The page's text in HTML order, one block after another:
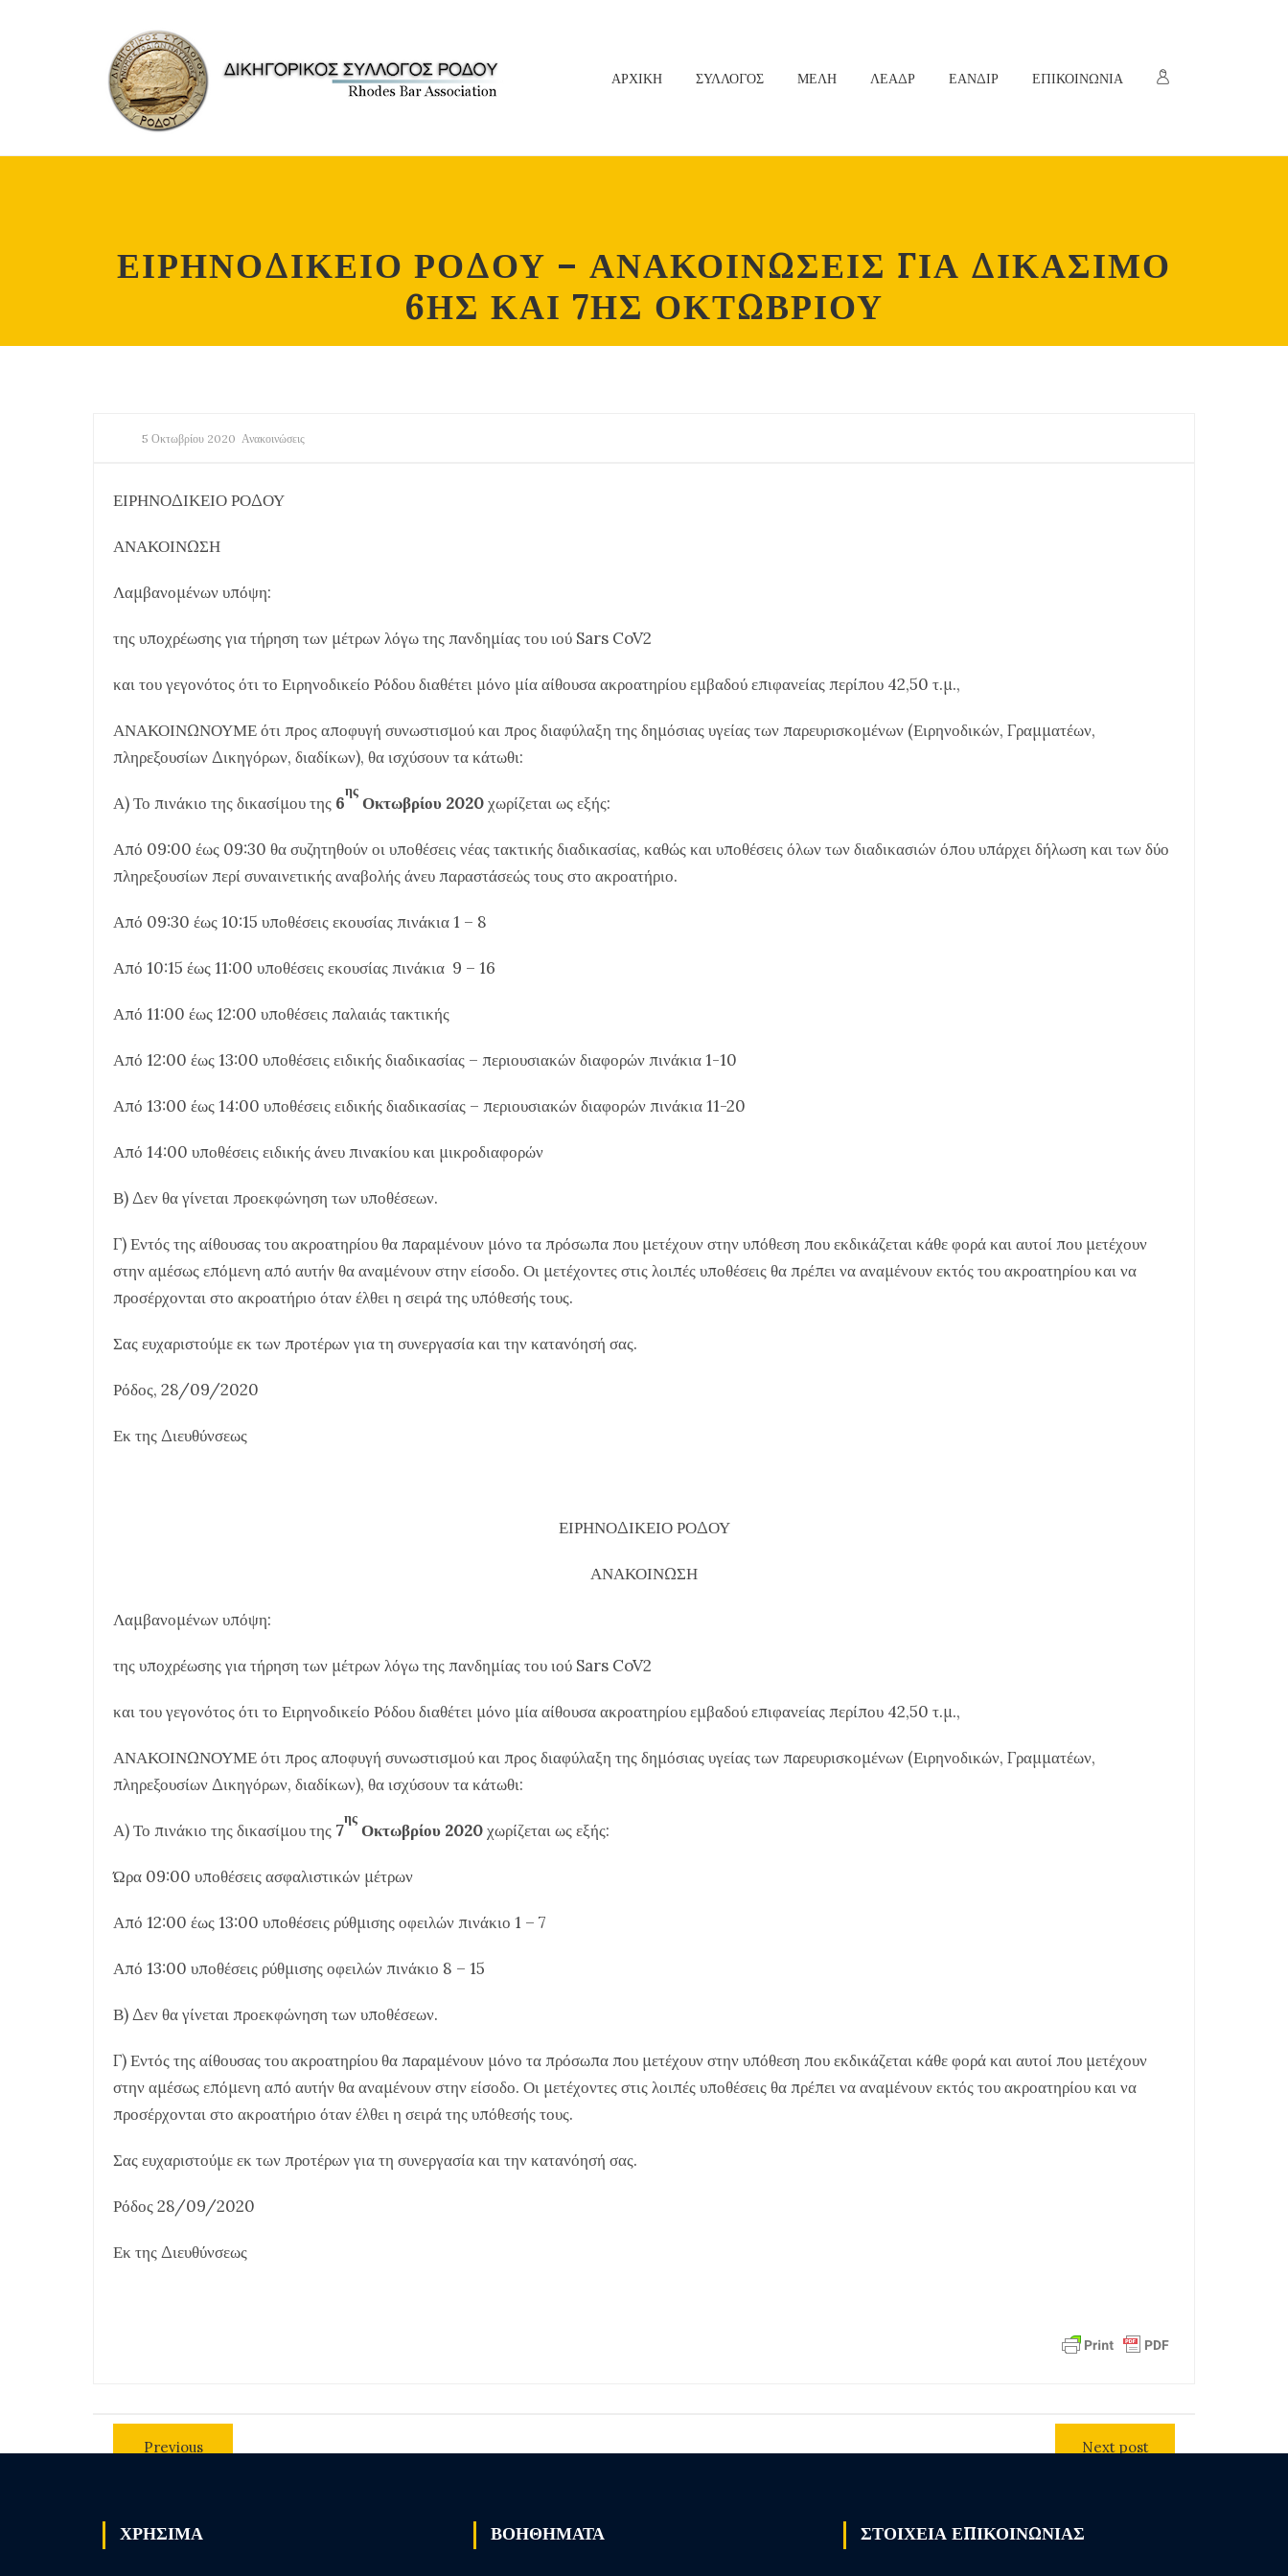
ΑΡΧΙΚΗ ΣΥΛΛΟΓΟΣ ΜΕΛΗ ΛΕΑΔΡ ΕΑΝΔΙΡ ΕΠΙΚΟΙΝΩΝΙΑ
ΕΙΡΗΝΟΔΙΚΕΙΟ ΡΟΔΟΥ – ΑΝΑΚΟΙΝΩΣΕΙΣ ΓΙΑ ΔΙΚΑΣΙΜΟ
6ΗΣ ΚΑΙ 7ΗΣ ΟΚΤΩΒΡΙΟΥ
5 Οκτωβρίου 2020 Ανακοινώσεις
ΕΙΡΗΝΟΔΙΚΕΙΟ ΡΟΔΟΥ
ΑΝΑΚΟΙΝΩΣΗ
Λαμβανομένων υπόψη:
της υποχρέωσης για τήρηση των μέτρων λόγω της πανδημίας του ιού Sars CoV2
και του γεγονότος ότι το Ειρηνοδικείο Ρόδου διαθέτει μόνο μία αίθουσα ακροατηρίου εμβαδού επιφανείας περίπου 42,50 τ.μ.,
ΑΝΑΚΟΙΝΩΝΟΥΜΕ ότι προς αποφυγή συνωστισμού και προς διαφύλαξη της δημόσιας υγείας των παρευρισκομένων (Ειρηνοδικών, Γραμματέων,
πληρεξουσίων Δικηγόρων, διαδίκων), θα ισχύσουν τα κάτωθι:
Α) Το πινάκιο της δικασίμου της 6
ης
Οκτωβρίου 2020χωρίζεται ως εξής:
Από 09:00 έως 09:30 θα συζητηθούν οι υποθέσεις νέας τακτικής διαδικασίας, καθώς και υποθέσεις όλων των διαδικασιών όπου υπάρχει δήλωση και των δύο
πληρεξουσίων περί συναινετικής αναβολής άνευ παραστάσεώς τους στο ακροατήριο.
Από 09:30 έως 10:15 υποθέσεις εκουσίας πινάκια 1 – 8
Από 10:15 έως 11:00 υποθέσεις εκουσίας πινάκια 9 – 16
Από 11:00 έως 12:00 υποθέσεις παλαιάς τακτικής
Από 12:00 έως 13:00 υποθέσεις ειδικής διαδικασίας – περιουσιακών διαφορών πινάκια 1-10
Από 13:00 έως 14:00 υποθέσεις ειδικής διαδικασίας – περιουσιακών διαφορών πινάκια 11-20
Από 14:00 υποθέσεις ειδικής άνευ πινακίου και μικροδιαφορών
Β) Δεν θα γίνεται προεκφώνηση των υποθέσεων.
Γ) Εντός της αίθουσας του ακροατηρίου θα παραμένουν μόνο τα πρόσωπα που μετέχουν στην υπόθεση που εκδικάζεται κάθε φορά και αυτοί που μετέχουν
στην αμέσως επόμενη από αυτήν θα αναμένουν στην είσοδο. Οι μετέχοντες στις λοιπές υποθέσεις θα πρέπει να αναμένουν εκτός του ακροατηρίου και να
προσέρχονται στο ακροατήριο όταν έλθει η σειρά της υπόθεσής τους.
Σας ευχαριστούμε εκ των προτέρων για τη συνεργασία και την κατανόησή σας.
Ρόδος, 28/09/2020
Εκ της Διευθύνσεως
ΕΙΡΗΝΟΔΙΚΕΙΟ ΡΟΔΟΥ
ΑΝΑΚΟΙΝΩΣΗ
Λαμβανομένων υπόψη:
της υποχρέωσης για τήρηση των μέτρων λόγω της πανδημίας του ιού Sars CoV2
και του γεγονότος ότι το Ειρηνοδικείο Ρόδου διαθέτει μόνο μία αίθουσα ακροατηρίου εμβαδού επιφανείας περίπου 42,50 τ.μ.,
ΑΝΑΚΟΙΝΩΝΟΥΜΕ ότι προς αποφυγή συνωστισμού και προς διαφύλαξη της δημόσιας υγείας των παρευρισκομένων (Ειρηνοδικών, Γραμματέων,
πληρεξουσίων Δικηγόρων, διαδίκων), θα ισχύσουν τα κάτωθι:
Α) Το πινάκιο της δικασίμου της 7
ης
Οκτωβρίου 2020χωρίζεται ως εξής:
Ώρα 09:00 υποθέσεις ασφαλιστικών μέτρων
Από 12:00 έως 13:00 υποθέσεις ρύθμισης οφειλών πινάκιο 1 – 7
Από 13:00 υποθέσεις ρύθμισης οφειλών πινάκιο 8 – 15
Β) Δεν θα γίνεται προεκφώνηση των υποθέσεων.
Γ) Εντός της αίθουσας του ακροατηρίου θα παραμένουν μόνο τα πρόσωπα που μετέχουν στην υπόθεση που εκδικάζεται κάθε φορά και αυτοί που μετέχουν
στην αμέσως επόμενη από αυτήν θα αναμένουν στην είσοδο. Οι μετέχοντες στις λοιπές υποθέσεις θα πρέπει να αναμένουν εκτός του ακροατηρίου και να
προσέρχονται στο ακροατήριο όταν έλθει η σειρά της υπόθεσής τους.
Σας ευχαριστούμε εκ των προτέρων για τη συνεργασία και την κατανόησή σας.
Ρόδος 28/09/2020
Εκ της Διευθύνσεως
Previous
Next post
ΧΡΗΣΙΜΑ ΒΟΗΘΗΜΑΤΑ ΣΤΟΙΧΕΙΑ ΕΠΙΚΟΙΝΩΝΙΑΣ